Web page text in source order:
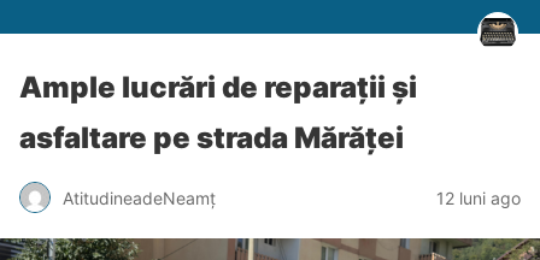
Ample lucrări de reparații și
asfaltare pe strada Mărăței
AtitudineadeNeamț 12 luni ago